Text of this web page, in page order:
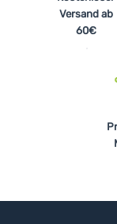
Versand ab
60€